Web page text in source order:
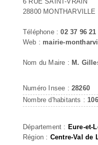
28800 MONTHARVILLE
Téléphone :02 37 96 21
Web : mairie-
Nom du Maire : M.
Numéro Insee : 28260
Nombre d'habitants : 106
Département : Eure-et-
Région : Centre-Val de